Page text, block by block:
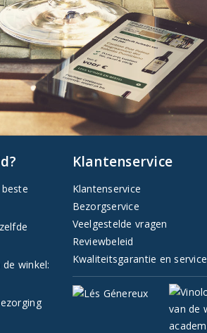
winkel:
Klantenservice
Klantenservice
Bezorgservice
Veelgestelde vragen
Reviewbeleid
Kwaliteitsgarantie en service